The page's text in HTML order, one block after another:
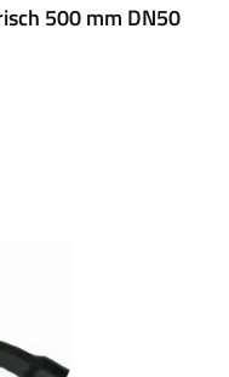
500 mm DN50